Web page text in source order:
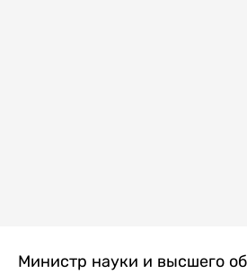
Министр науки и высшего